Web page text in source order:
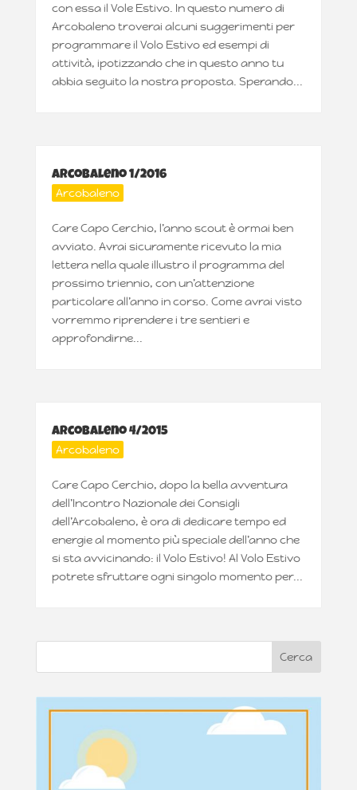
con essa il Vole Estivo. In questo numero di
Arcobaleno troverai alcuni suggerimenti per
programmare il Volo Estivo ed esempi di
attività, ipotizzando che in questo anno tu
abbia seguito la nostra proposta. Sperando...
Arcobaleno 1/2016
Arcobaleno
Care Capo Cerchio, l’anno scout è ormai ben
avviato. Avrai sicuramente ricevuto la mia
lettera nella quale illustro il programma del
prossimo triennio, con un’attenzione
particolare all’anno in corso. Come avrai visto
vorremmo riprendere i tre sentieri e
approfondirne...
Arcobaleno 4/2015
Arcobaleno
Care Capo Cerchio, dopo la bella avventura
dell’Incontro Nazionale dei Consigli
dell’Arcobaleno, è ora di dedicare tempo ed
energie al momento più speciale dell’anno che
si sta avvicinando: il Volo Estivo! Al Volo Estivo
potrete sfruttare ogni singolo momento per...